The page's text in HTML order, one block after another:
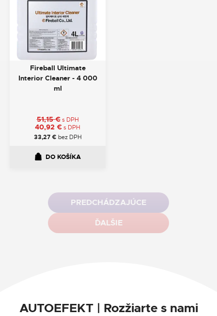
Fireball Ultimate
Interior Cleaner - 4 000
ml
51,15€ s DPH
40,92 €s DPH
33,27€ bez DPH
DO KOŠÍKA
PREDCHÁDZAJÚCE
ĎALŠIE
AUTOEFEKT | Rozžiarte s nami